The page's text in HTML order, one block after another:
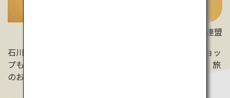
©石川県観光連盟
石川県内では、友禅染めを気軽に体験できるワークショッ
プも。自分の手でバッグやハンカチ等の小物を染めて、旅
のお土産に。